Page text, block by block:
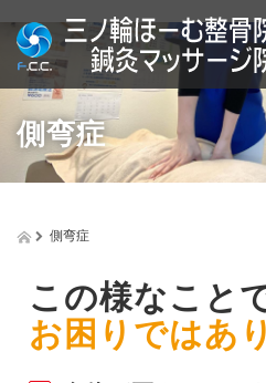
側弯症
側弯症
この様なこと
お困りではあ